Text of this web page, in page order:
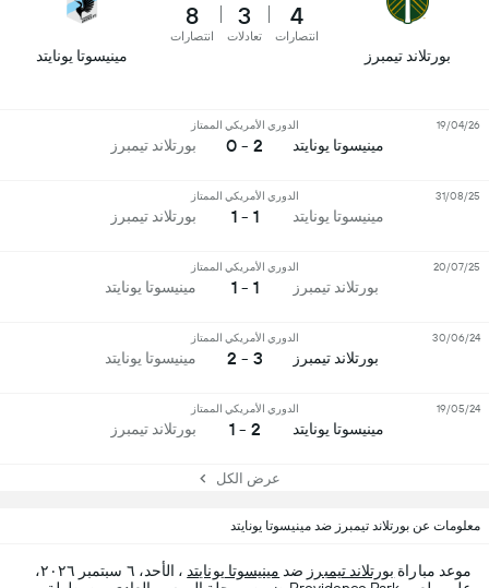
بورتلاند تيمبرز
4
انتصارات
3
تعادلات
8
انتصارات
مينيسوتا يونايتد
مينيسوتا يونايتد
الدوري الأمريكي الممتاز
2 - 0 بورتلاند تيمبرز
19/04/26
مينيسوتا يونايتد
الدوري الأمريكي الممتاز
1 - 1 بورتلاند تيمبرز
31/08/25
بورتلاند تيمبرز
الدوري الأمريكي الممتاز
1 - 1 مينيسوتا يونايتد
20/07/25
بورتلاند تيمبرز
الدوري الأمريكي الممتاز
3 - 2 مينيسوتا يونايتد
30/06/24
مينيسوتا يونايتد
الدوري الأمريكي الممتاز
2 - 1 بورتلاند تيمبرز
19/05/24
عرض الكل
معلومات عن بورتلاند تيمبرز ضد مينيسوتا يونايتد
موعد مباراة بورتلاند تيمبرز ضد مينيسوتا يونايتد
، الأحد، ٦ سبتمبر ٢٠٢٦،